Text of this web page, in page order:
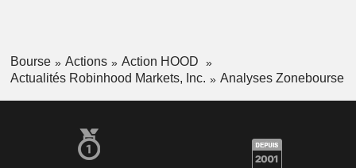
Bourse Actions
Action HOOD
Actualités Robinhood Markets, Inc.
Analyses Zonebourse